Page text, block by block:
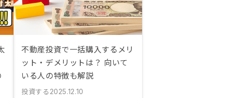
不動産投資で一括購入するメリ
ット・デメリットは？ 向いて
いる人の特徴も解説
投資する 2025.12.10